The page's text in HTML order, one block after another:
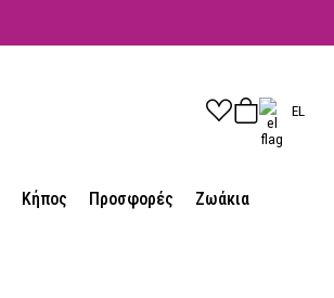
EL
Κήπος Προσφορές Ζωάκια